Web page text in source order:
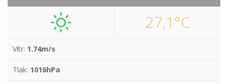
27,1°C
Vítr: 1.74m/s
Tlak: 1016hPa